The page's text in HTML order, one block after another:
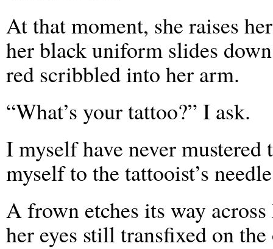
At that moment, she raises
her black uniform slides
red scribbled into her arm.
“What’s your tattoo?” I ask.
I myself have never
myself to the tattooist’s
A frown etches its way
her eyes still transfixed on the